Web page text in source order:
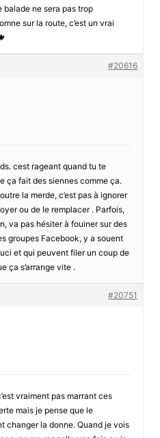
balade ne sera pas trop
sur la route, c’est un vrai
#20616
cest rageant quand tu te
ça fait des siennes comme ça.
la merde, c’est pas à ignorer
ou de le remplacer . Parfois,
va pas hésiter à fouiner sur des
groupes Facebook, y a souent
et qui peuvent filer un coup de
ça s’arrange vite .
#20751
vraiment pas marrant ces
mais je pense que le
changer la donne. Quand je vois